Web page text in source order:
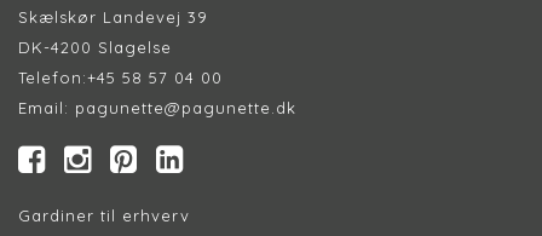
Skælskør Landevej 39
DK-4200 Slagelse
Telefon:+45 58 57 04 00
Email: pagunette@pagunette.dk
Gardiner til erhverv